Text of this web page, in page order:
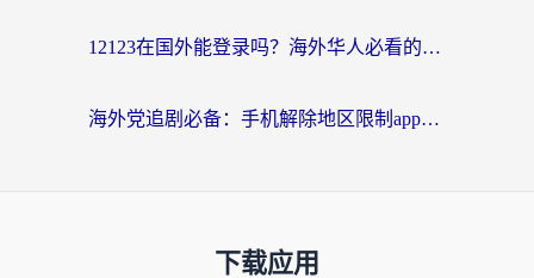
12123在国外能登录吗？海外华人必看的回国加速实用指南
海外党追剧必备：手机解除地区限制app怎么选？解决央视视频&国内剧地区限制全指南
下载应用